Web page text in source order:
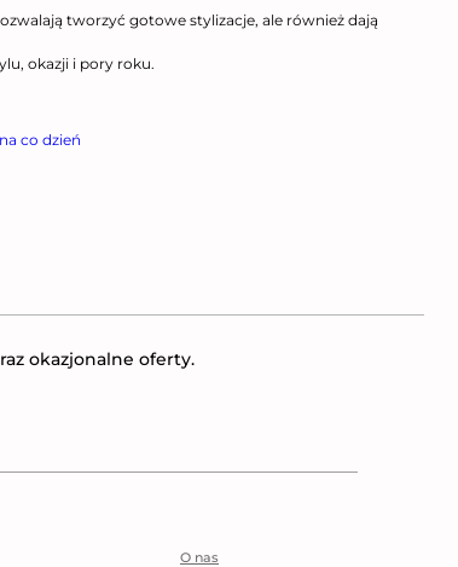
tworzyć gotowe stylizacje, ale również dają
okazji i pory roku.
co dzień
okazjonalne oferty.
O nas